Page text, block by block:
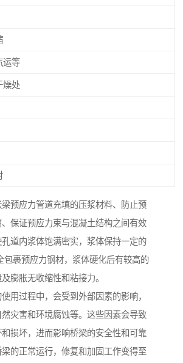
运等
燥处
预应力管道充填的压浆材料、防止预
保证预应力束与混凝土结构之间有效
道内浆体饱满密实，浆体保持一定的
包裹预应力钢材，浆体硬化后有较高的
膨胀无收缩性和粘接力。
用过程中，会受到外部因素的影响，
灾害和环境腐蚀等。这些因素会导致
损坏，进而影响桥梁的安全性和可靠
的正常运行，修复和加固工作变得至